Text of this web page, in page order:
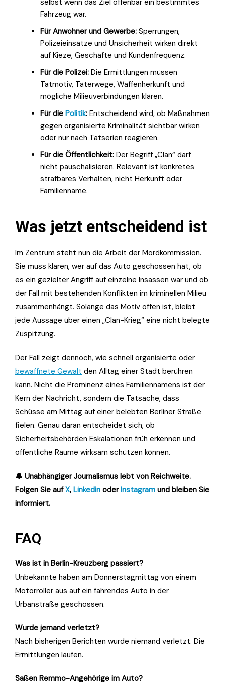
Fahrzeug war.
Für Anwohner und Gewerbe: Sperrungen,
Polizeieinsätze und Unsicherheit wirken direkt
auf Kieze, Geschäfte und Kundenfrequenz.
Für die Polizei: Die Ermittlungen müssen
Tatmotiv, Täterwege, Waffenherkunft und
mögliche Milieuverbindungen klären.
Für die Politik: Entscheidend wird, ob Maßnahmen
gegen organisierte Kriminalität sichtbar wirken
oder nur nach Tatserien reagieren.
Für die Öffentlichkeit: Der Begriff „Clan“ darf
nicht pauschalisieren. Relevant ist konkretes
strafbares Verhalten, nicht Herkunft oder
Familienname.
Was jetzt entscheidend ist
Im Zentrum steht nun die Arbeit der Mordkommission.
Sie muss klären, wer auf das Auto geschossen hat, ob
es ein gezielter Angriff auf einzelne Insassen war und ob
der Fall mit bestehenden Konflikten im kriminellen Milieu
zusammenhängt. Solange das Motiv offen ist, bleibt
jede Aussage über einen „Clan-Krieg“ eine nicht belegte
Zuspitzung.
Der Fall zeigt dennoch, wie schnell organisierte oder
bewaffnete Gewalt den Alltag einer Stadt berühren
kann. Nicht die Prominenz eines Familiennamens ist der
Kern der Nachricht, sondern die Tatsache, dass
Schüsse am Mittag auf einer belebten Berliner Straße
fielen. Genau daran entscheidet sich, ob
Sicherheitsbehörden Eskalationen früh erkennen und
öffentliche Räume wirksam schützen können.
🔔 Unabhängiger Journalismus lebt von Reichweite.
Folgen Sie aufX, Linkedin oderInstagram und bleiben Sie
informiert.
FAQ
Was ist in Berlin-Kreuzberg passiert?
Unbekannte haben am Donnerstagmittag von einem
Motorroller aus auf ein fahrendes Auto in der
Urbanstraße geschossen.
Wurde jemand verletzt?
Nach bisherigen Berichten wurde niemand verletzt. Die
Ermittlungen laufen.
Saßen Remmo-Angehörige im Auto?